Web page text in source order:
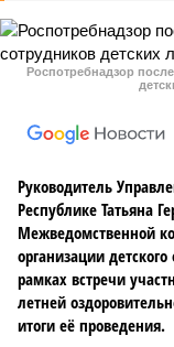
Роспотребнадзор
Руководитель
Республике Татьяна
Межведомственной
организации
рамках встречи
летней
итоги её проведения.